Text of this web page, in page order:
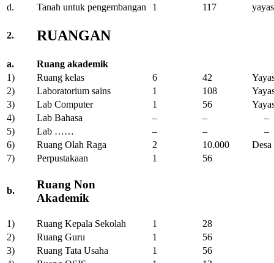
d.
Tanah untuk pengembangan 1 117
2. RUANGAN
a.
Ruang akademik
1)
Ruang kelas 6 42
2)
Laboratorium sains 1 108
3)
Lab Computer 1 56
4)
Lab Bahasa – –
–
5)
Lab …… – –
–
6)
Ruang Olah Raga 2 10.000
Desa
7)
Perpustakaan 1 56
b.
Ruang Non
Akademik
1) Ruang Kepala Sekolah 1
28
2)
Ruang Guru 1
56
3)
Ruang Tata Usaha 1
56